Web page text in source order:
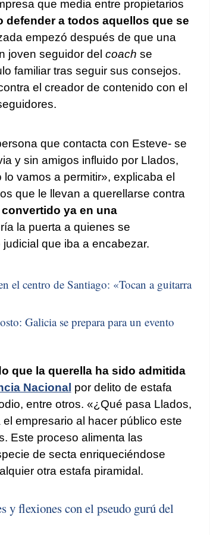
que media entre propietarios
defender a todos aquellos que se
empezó después de que una
joven seguidor del coach se
familiar tras seguir sus consejos.
el creador de contenido con el
que contacta con Esteve- se
y sin amigos influido por Llados,
vamos a permitir», explicaba el
que le llevan a querellarse contra
ya en una
la puerta a quienes se
judicial que iba a encabezar.
el centro de Santiago: «Tocan a guitarra
Galicia se prepara para un evento
que la querella ha sido admitida
Nacional por delito de estafa
entre otros. «¿Qué pasa Llados,
empresario al hacer público este
Este proceso alimenta las
de secta enriqueciéndose
otra estafa piramidal.
y flexiones con el pseudo gurú del